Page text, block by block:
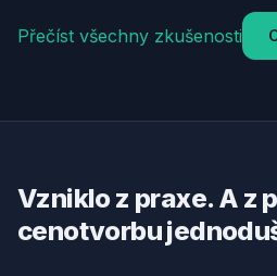
Přečíst všechny zkušenosti
Vzniklo z praxe. A z
cenotvorbu